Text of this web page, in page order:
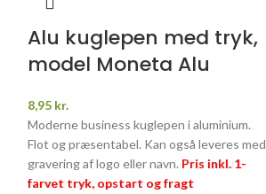
Alu kuglepen med tryk,
model Moneta Alu
8,95 kr.
Moderne business kuglepen i aluminium.
Flot og præsentabel. Kan også leveres med
gravering af logo eller navn. Pris inkl. 1-
farvet tryk, opstart og fragt